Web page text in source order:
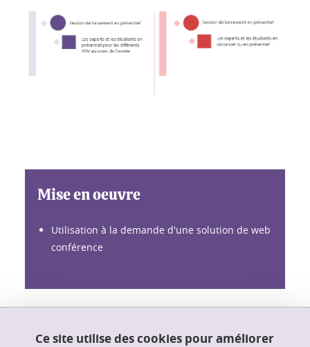
Mise en oeuvre
Utilisation à la demande d'une solution de web
conférence
Ce site utilise des cookies pour améliorer